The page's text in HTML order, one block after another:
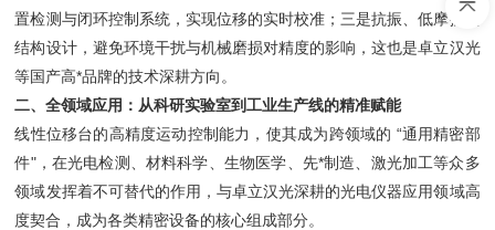
置检测与闭环控制系统，实现位移的实时校准；三是抗振、低摩擦的
结构设计，避免环境干扰与机械磨损对精度的影响，这也是卓立汉光
等国产高*品牌的技术深耕方向。
二、全领域应用：从科研实验室到工业生产线的精准赋能
线性位移台的高精度运动控制能力，使其成为跨领域的 “通用精密部
件"，在光电检测、材料科学、生物医学、先*制造、激光加工等众多
领域发挥着不可替代的作用，与卓立汉光深耕的光电仪器应用领域高
度契合，成为各类精密设备的核心组成部分。